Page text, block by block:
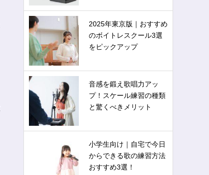
2025年東京版｜おすすめ
のボイトレスクール3選
をピックアップ
音感を鍛え歌唱力アッ
プ！スケール練習の種類
と驚くべきメリット
小学生向け｜自宅で今日
からできる歌の練習方法
おすすめ3選！